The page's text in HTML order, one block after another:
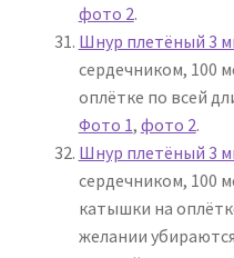
фото 2.
Шнур плетёный 3
сердечником, 100
оплётке по всей
Фото 1, фото 2.
Шнур плетёный 3
сердечником, 100
катышки на
желании